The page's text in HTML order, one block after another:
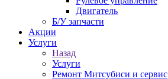
Двигатель
Б/У запчасти
Акции
Услуги
Назад
Услуги
Ремонт Митсубиси и сервис